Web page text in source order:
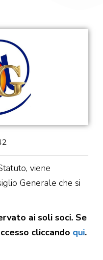
viene
Generale che si
ai soli soci. Se
cliccando qui.